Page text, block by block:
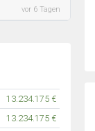
vor 6 Tagen
13.234.175 €
13.234.175 €